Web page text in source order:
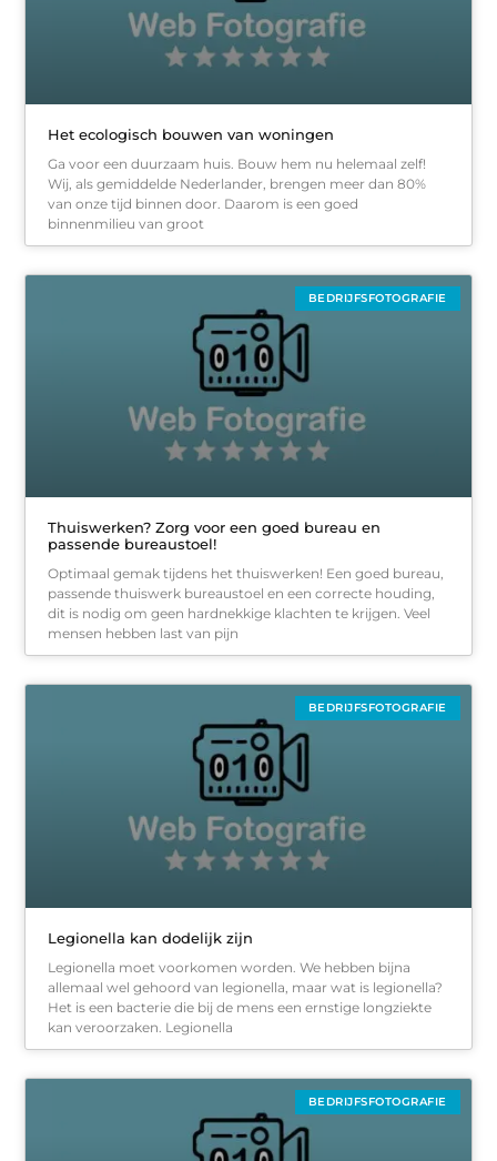
Het ecologisch bouwen van woningen
Ga voor een duurzaam huis. Bouw hem nu helemaal zelf!
Wij, als gemiddelde Nederlander, brengen meer dan 80%
van onze tijd binnen door. Daarom is een goed
binnenmilieu van groot
BEDRIJFSFOTOGRAFIE
Thuiswerken? Zorg voor een goed bureau en
passende bureaustoel!
Optimaal gemak tijdens het thuiswerken! Een goed bureau,
passende thuiswerk bureaustoel en een correcte houding,
dit is nodig om geen hardnekkige klachten te krijgen. Veel
mensen hebben last van pijn
BEDRIJFSFOTOGRAFIE
Legionella kan dodelijk zijn
Legionella moet voorkomen worden. We hebben bijna
allemaal wel gehoord van legionella, maar wat is legionella?
Het is een bacterie die bij de mens een ernstige longziekte
kan veroorzaken. Legionella
BEDRIJFSFOTOGRAFIE